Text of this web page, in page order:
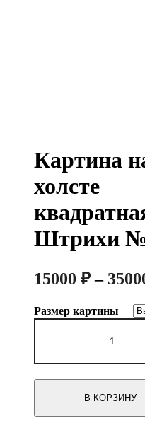
Картина
холсте
Штрихи
15000 ₽ –
Размер картины
товара
на
Штрихи
№3
В КОРЗИНУ